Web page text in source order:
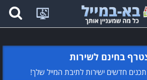
בחינם לשירות
חדשים ישירות לתיבת המייל שלך!